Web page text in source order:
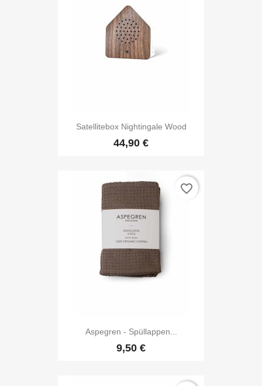
Satellitebox Nightingale Wood
44,90 €
Aspegren - Spüllappen...
9,50 €
favorite_border